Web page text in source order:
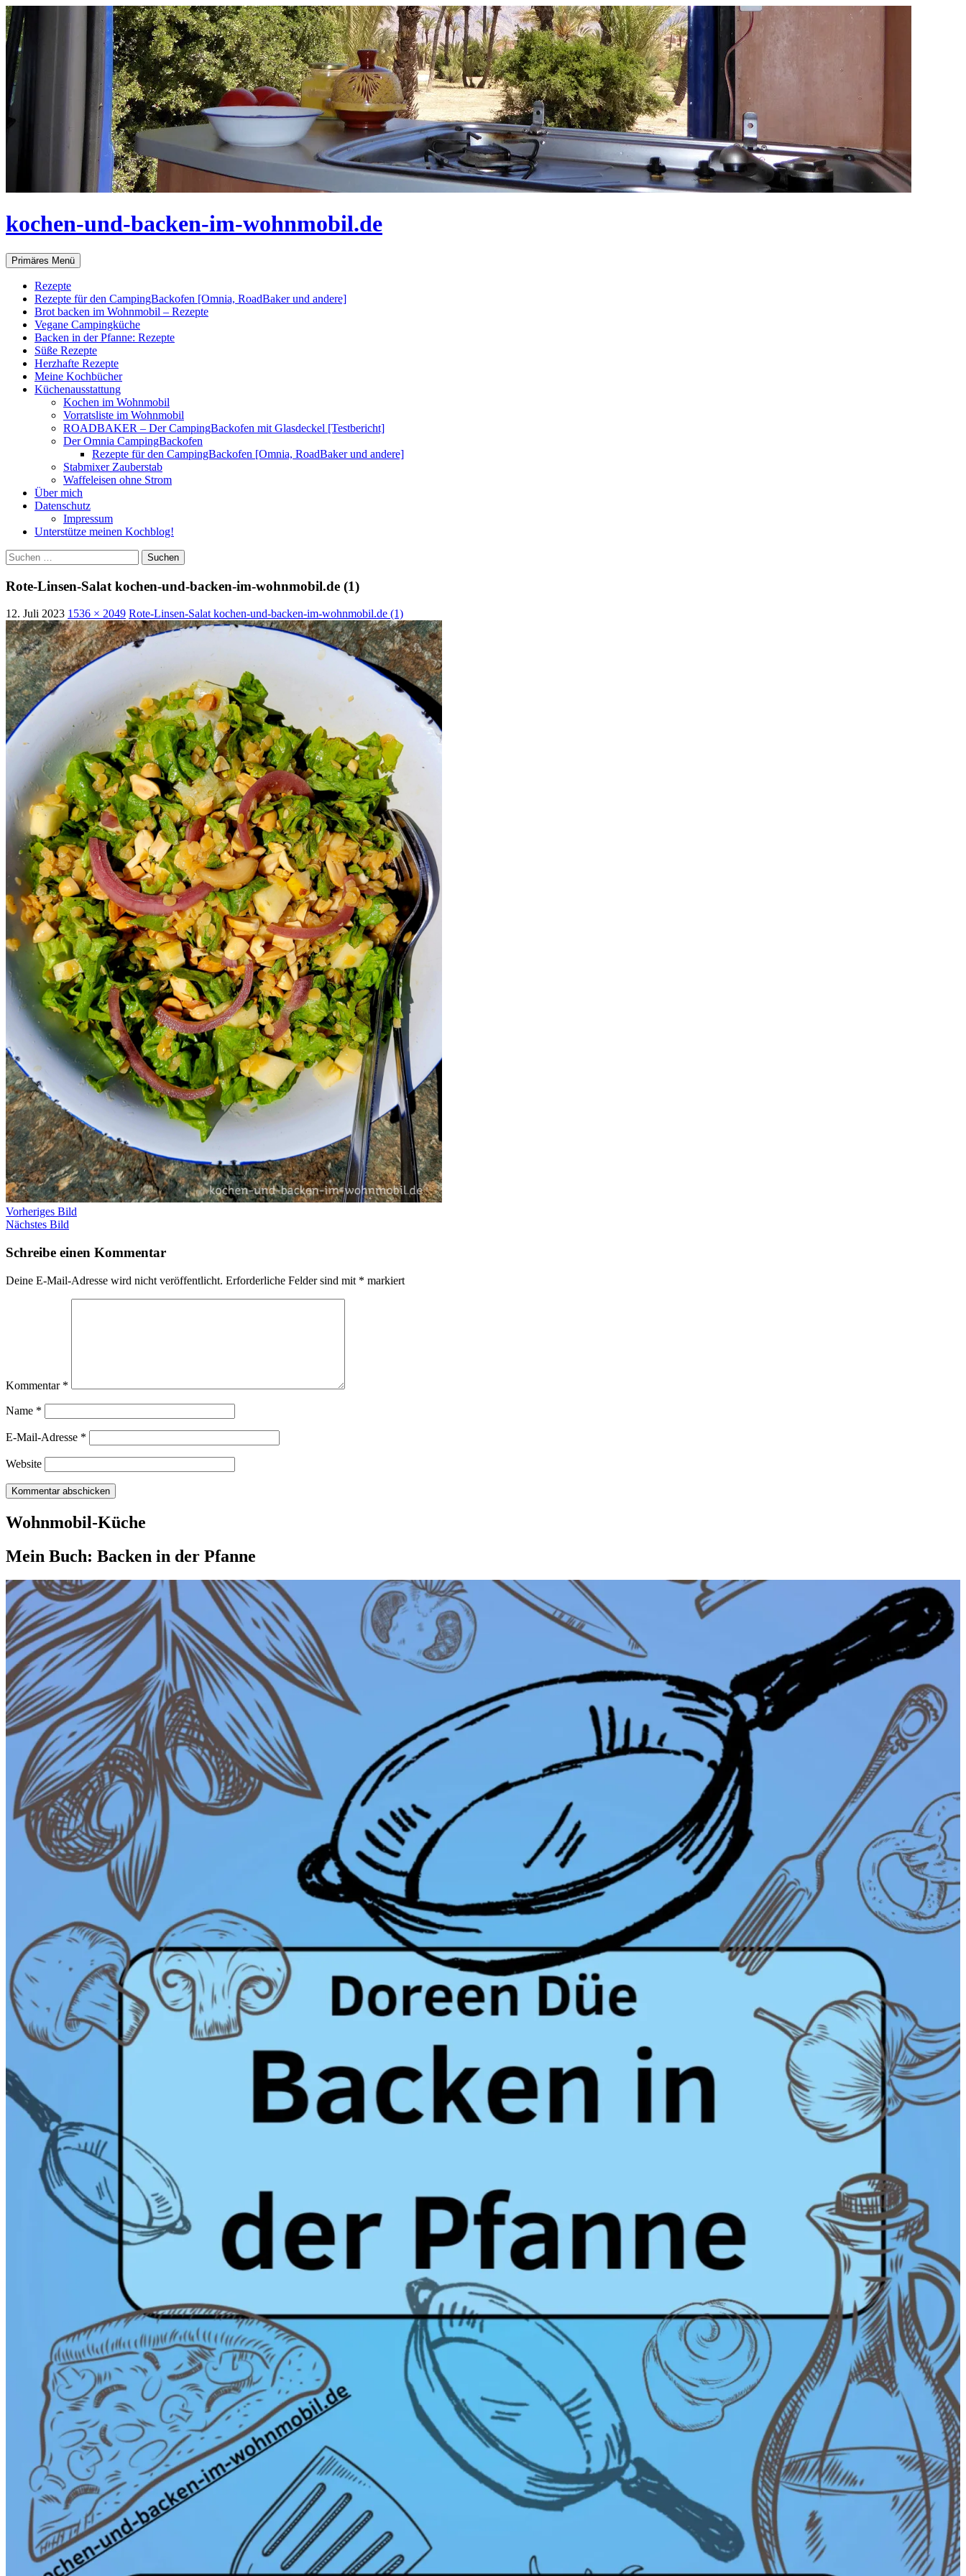
Zum
Inhalt
springen
kochen-und-backen-im-wohnmobil.de
Suchen
Primäres Menü
Rezepte
Rezepte für den CampingBackofen [Omnia, RoadBaker und andere]
Brot backen im Wohnmobil – Rezepte
Vegane Campingküche
Backen in der Pfanne: Rezepte
Süße Rezepte
Herzhafte Rezepte
Meine Kochbücher
Küchenausstattung
Kochen im Wohnmobil
Vorratsliste im Wohnmobil
ROADBAKER – Der CampingBackofen mit Glasdeckel [Testbericht]
Der Omnia CampingBackofen
Rezepte für den CampingBackofen [Omnia, RoadBaker und andere]
Stabmixer Zauberstab
Waffeleisen ohne Strom
Über mich
Datenschutz
Impressum
Unterstütze meinen Kochblog!
Suchen
nach:
Rote-Linsen-Salat kochen-und-backen-im-wohnmobil.de (1)
12. Juli 2023 1536 × 2049 Rote-Linsen-Salat kochen-und-backen-im-wohnmobil.de (1)
Vorheriges Bild
Nächstes Bild
Schreibe einen Kommentar
Deine E-Mail-Adresse wird nicht veröffentlicht. Erforderliche Felder sind mit * markiert
Kommentar *
Name *
E-Mail-Adresse *
Website
Wohnmobil-Küche
Mein Buch: Backen in der Pfanne